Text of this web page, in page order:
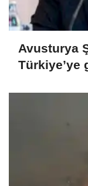
Avusturya
Türkiye’ye